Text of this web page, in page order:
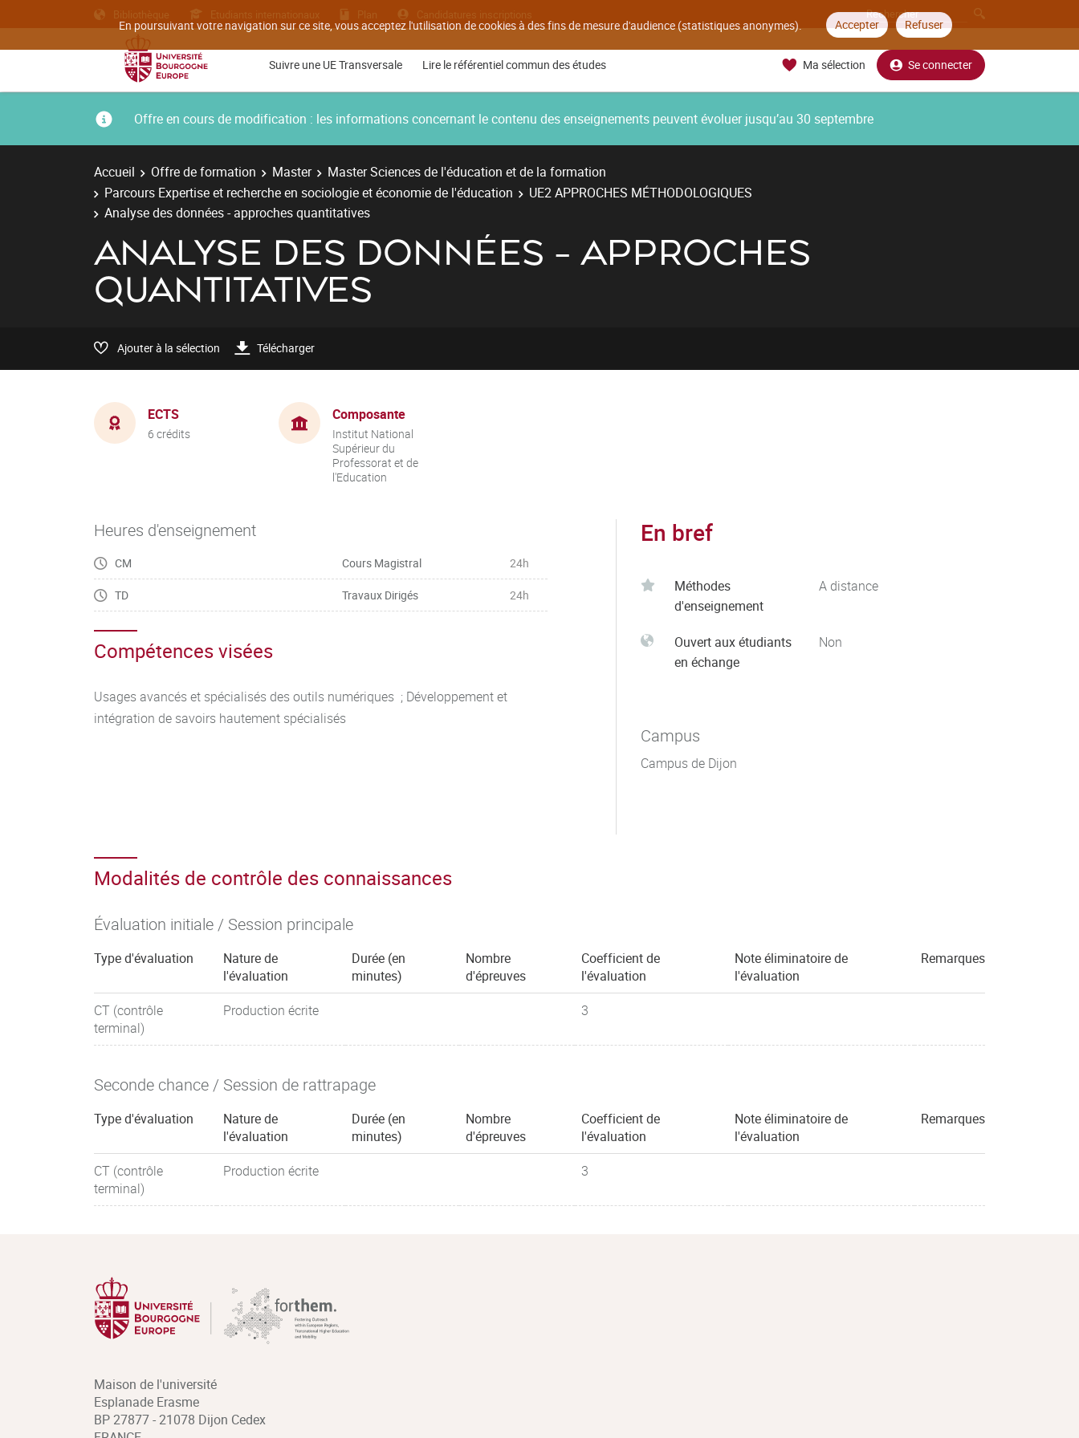
En poursuivant votre navigation sur ce site, vous acceptez l'utilisation de cookies à des fins de mesure d'audience (statistiques anonymes). Accepter Refuser
Bibliothèque Etudiants internationaux Plan Candidatures inscriptions
Suivre une UE Transversale Lire le référentiel commun des études Ma sélection Se connecter
Offre en cours de modification : les informations concernant le contenu des enseignements peuvent évoluer jusqu’au 30 septembre
Accueil Offre de formation Master
Master Sciences de l'éducation et de la formation
Parcours Expertise et recherche en sociologie et économie de l'éducation
UE2 APPROCHES MÉTHODOLOGIQUES
Analyse des données - approches quantitatives
ANALYSE DES DONNÉES - APPROCHES
QUANTITATIVES
Ajouter à la sélection Télécharger
ECTS
6 crédits
Composante
Institut National
Supérieur du
Professorat et de
l'Education
Heures d'enseignement
CM Cours Magistral 24h
TD Travaux Dirigés 24h
Compétences visées
Usages avancés et spécialisés des outils numériques ; Développement et
intégration de savoirs hautement spécialisés
En bref
Méthodes
d'enseignement
A distance
Ouvert aux étudiants
en échange
Non
Campus
Campus de Dijon
Modalités de contrôle des connaissances
Évaluation initiale / Session principale
Type d'évaluation
Nature de
l'évaluation
Durée (en
minutes)
Nombre
d'épreuves
Coefficient de
l'évaluation
Note éliminatoire de
l'évaluation
Remarques
CT (contrôle
terminal)
Production écrite 3
Seconde chance / Session de rattrapage
Type d'évaluation
Nature de
l'évaluation
Durée (en
minutes)
Nombre
d'épreuves
Coefficient de
l'évaluation
Note éliminatoire de
l'évaluation
Remarques
CT (contrôle
terminal)
Production écrite 3
Maison de l'université
Esplanade Erasme
BP 27877 - 21078 Dijon Cedex